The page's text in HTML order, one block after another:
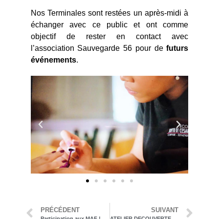
Nos Terminales sont restées un après-midi à
échanger avec ce public et ont comme
objectif de rester en contact avec
l’association Sauvegarde 56 pour defuturs
événements.
PRÉCÉDENT SUIVANT